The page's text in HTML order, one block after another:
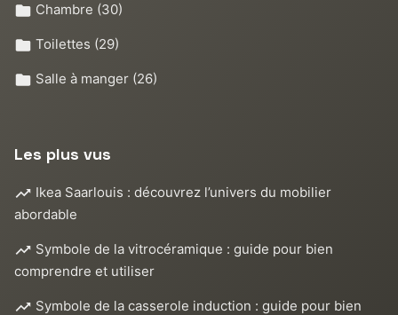
Chambre (30)
Toilettes (29)
Salle à manger (26)
Les plus vus
Ikea Saarlouis : découvrez l’univers du mobilier
abordable
Symbole de la vitrocéramique : guide pour bien
comprendre et utiliser
Symbole de la casserole induction : guide pour bien